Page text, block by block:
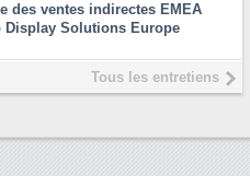
des ventes indirectes EMEA
Display Solutions Europe
Tous les entretiens